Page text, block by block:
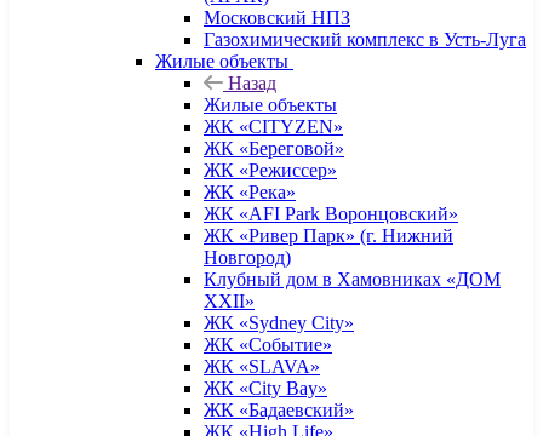
Московский НПЗ
Газохимический комплекс в Усть-Луга
Жилые объекты
Назад
Жилые объекты
ЖК «CITYZEN»
ЖК «Береговой»
ЖК «Режиссер»
ЖК «Река»
ЖК «AFI Park Воронцовский»
ЖК «Ривер Парк» (г. Нижний
Новгород)
Клубный дом в Хамовниках «ДОМ
XXII»
ЖК «Sydney City»
ЖК «Событие»
ЖК «SLAVA»
ЖК «City Bay»
ЖК «Бадаевский»
ЖК «High Life»